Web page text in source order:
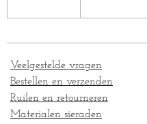
Veelgestelde vragen
Bestellen en verzenden
Ruilen en retourneren
Materialen sieraden